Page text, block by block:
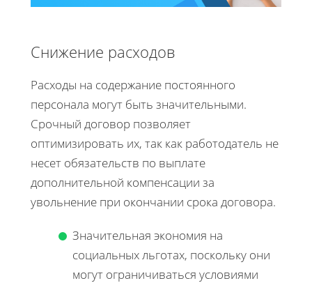
Снижение расходов
Расходы на содержание постоянного
персонала могут быть значительными.
Срочный договор позволяет
оптимизировать их, так как работодатель не
несет обязательств по выплате
дополнительной компенсации за
увольнение при окончании срока договора.
Значительная экономия на
социальных льготах, поскольку они
могут ограничиваться условиями